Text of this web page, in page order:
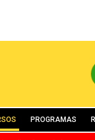
PROGRAMAS